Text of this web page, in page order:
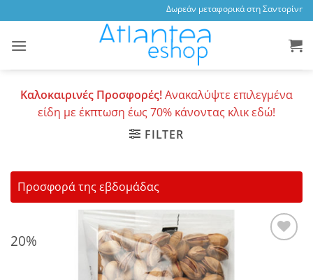
to
content
Δωρεάν μεταφορικά στη Σαντορίνη,
Καλοκαιρινές Προσφορές!Ανακαλύψτε επιλεγμένα
είδη με έκπτωση έως 70% κάνοντας κλικ εδώ!
FILTER
Προσφορά της εβδομάδας
20%